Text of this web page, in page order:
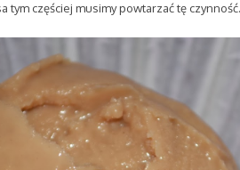
tym częściej musimy powtarzać tę